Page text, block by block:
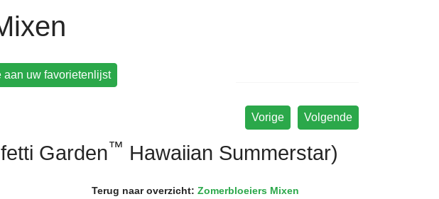
Volgende
Vorige
Garden™ Hawaiian Summerstar)
Terug naar overzicht: Zomerbloeiers Mixen